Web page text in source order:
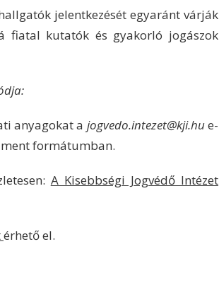
jelentkezését egyaránt várják
fiatal kutatók és gyakorló jogászok
anyagokat a jogvedo.intezet@kji.hue-
formátumban.
A Kisebbségi Jogvédő Intézet
érhető el.